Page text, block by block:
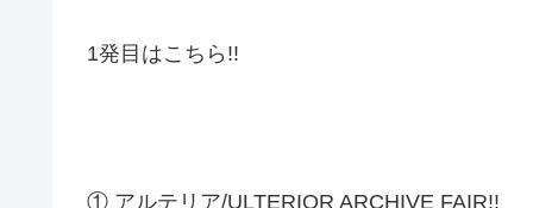
1発目はこちら!!
① アルテリア/ULTERIOR ARCHIVE FAIR!!